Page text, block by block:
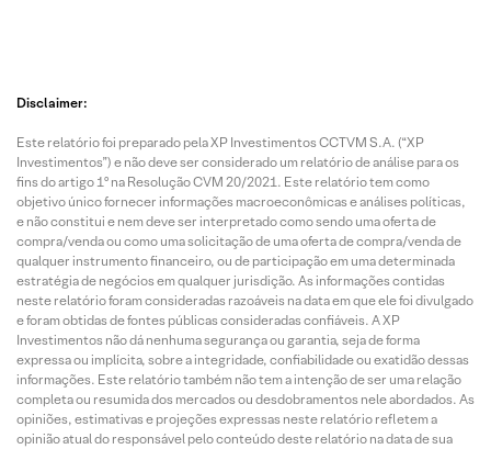
Disclaimer:
Este relatório foi preparado pela XP Investimentos CCTVM S.A. (“XP
Investimentos”) e não deve ser considerado um relatório de análise para os
fins do artigo 1º na Resolução CVM 20/2021. Este relatório tem como
objetivo único fornecer informações macroeconômicas e análises políticas,
e não constitui e nem deve ser interpretado como sendo uma oferta de
compra/venda ou como uma solicitação de uma oferta de compra/venda de
qualquer instrumento financeiro, ou de participação em uma determinada
estratégia de negócios em qualquer jurisdição. As informações contidas
neste relatório foram consideradas razoáveis na data em que ele foi divulgado
e foram obtidas de fontes públicas consideradas confiáveis. A XP
Investimentos não dá nenhuma segurança ou garantia, seja de forma
expressa ou implícita, sobre a integridade, confiabilidade ou exatidão dessas
informações. Este relatório também não tem a intenção de ser uma relação
completa ou resumida dos mercados ou desdobramentos nele abordados. As
opiniões, estimativas e projeções expressas neste relatório refletem a
opinião atual do responsável pelo conteúdo deste relatório na data de sua